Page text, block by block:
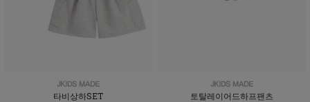
타비상하SET 토탈레이어드하프팬츠